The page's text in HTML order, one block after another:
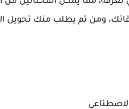
ومن ثم يطلب منك تحويل